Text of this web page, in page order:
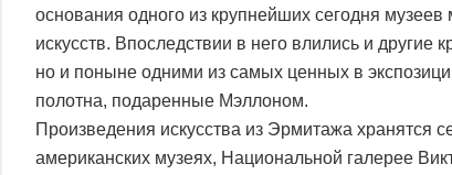
основания одного из крупнейших сегодня
искусств. Впоследствии в него влились и другие
но и поныне одними из самых ценных в
полотна, подаренные Мэллоном.
Произведения искусства из Эрмитажа хранятся
американских музеях, Национальной галерее